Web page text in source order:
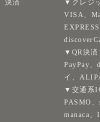
決済
▼クレジ
VISA、
▼QR決済
PayPay、
イ、
▼交通系
PASMO
manaca